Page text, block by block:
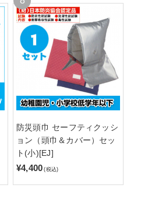
防災頭巾 セーフティクッシ
ョン（頭巾＆カバー）セッ
ト(小)[EJ]
¥4,400 (税込)